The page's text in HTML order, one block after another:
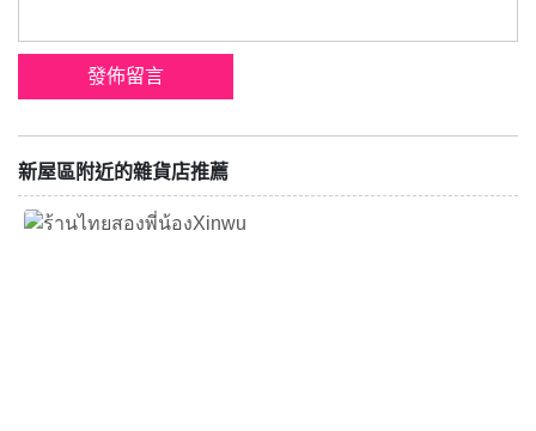
新屋區附近的雜貨店推薦